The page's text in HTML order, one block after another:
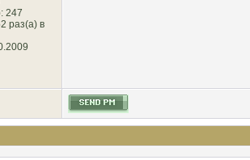
247
раз(а) в